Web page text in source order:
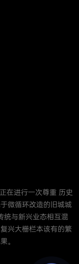
在进行一次尊重 历史
微循环改造的旧城城
统与新兴业态相互混
兴大栅栏本该有的繁
。